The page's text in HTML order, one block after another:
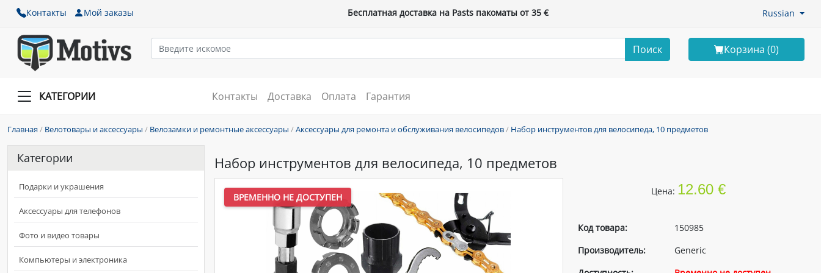
Контакты Мой заказы Бесплатная доставка на Pasts пакоматы от 35 € Russian
Поиск Корзина (0)
КАТЕГОРИИ Контакты Доставка Оплата Гарантия
Главная/ Велотовары и аксессуары / Велозамки и ремонтные аксессуары /Аксессуары для ремонта и обслуживания велосипедов/ Набор инструментов для велосипеда, 10 предметов
Категории
Подарки и украшения
Аксессуары для телефонов
Фото и видео товары
Компьютеры и электроника
Набор инструментов для велосипеда, 10 предметов
ВРЕМЕННО НЕ ДОСТУПЕН
Цена: 12.60 €
Код товара:
150985
Производитель:
Generic